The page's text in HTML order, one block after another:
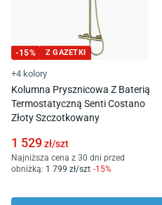
-15% Z GAZETKI
+4 kolory
Kolumna Prysznicowa Z Baterią
Termostatyczną Senti Costano
Złoty Szczotkowany
1 529zł/szt
Najniższa cena z 30 dni przed
obniżką: 1 799 zł/szt -15%